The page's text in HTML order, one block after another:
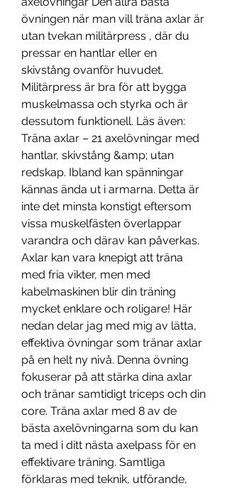
övningen när man vill träna axlar är
utan tvekan militärpress , där du
pressar en hantlar eller en
skivstång ovanför huvudet.
Militärpress är bra för att bygga
muskelmassa och styrka och är
dessutom funktionell. Läs även:
Träna axlar – 21 axelövningar med
hantlar, skivstång &amp; utan
redskap. Ibland kan spänningar
kännas ända ut i armarna. Detta är
inte det minsta konstigt eftersom
vissa muskelfästen överlappar
varandra och därav kan påverkas.
Axlar kan vara knepigt att träna
med fria vikter, men med
kabelmaskinen blir din träning
mycket enklare och roligare! Här
nedan delar jag med mig av lätta,
effektiva övningar som tränar axlar
på en helt ny nivå. Denna övning
fokuserar på att stärka dina axlar
och tränar samtidigt triceps och din
core. Träna axlar med 8 av de
bästa axelövningarna som du kan
ta med i ditt nästa axelpass för en
effektivare träning. Samtliga
förklaras med teknik, utförande,